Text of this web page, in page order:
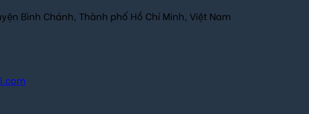
Bình Chánh, Thành phố Hồ Chí Minh, Việt Nam